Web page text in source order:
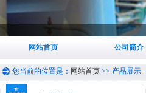
网站首页 公司简介
您当前的位置是： 网站首页 >> 产品展示 -